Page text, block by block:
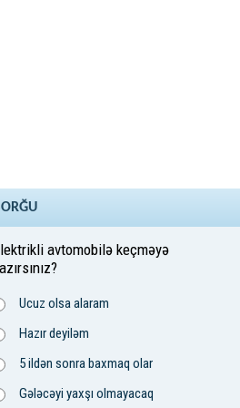
avtomobilə keçməyə
Ucuz olsa alaram
Hazır deyiləm
5 ildən sonra baxmaq olar
Gələcəyi yaxşı olmayacaq